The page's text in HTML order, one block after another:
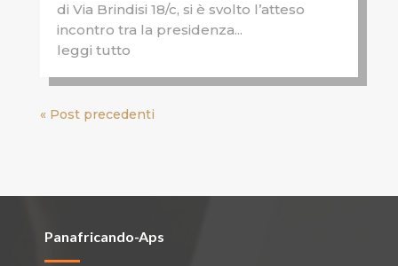
di Via Brindisi 18/c, si è svolto l’atteso
incontro tra la presidenza...
leggi tutto
« Post precedenti
Panafricando-Aps